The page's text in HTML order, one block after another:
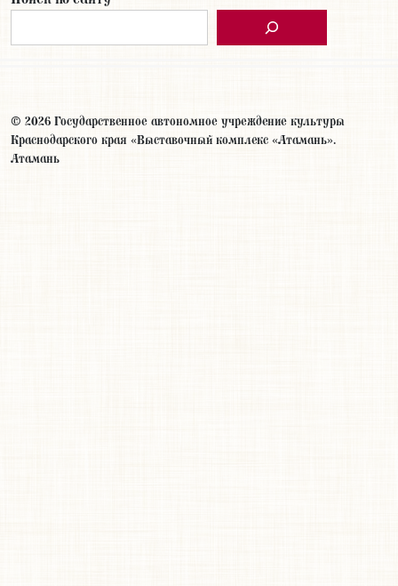
© 2026 Государственное автономное учреждение культуры
Краснодарского края «Выставочный комплекс «Атамань».
Атамань